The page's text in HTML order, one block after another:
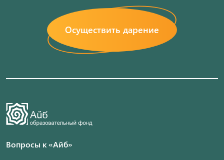
Осуществить дарение
Вопросы к «Айб»